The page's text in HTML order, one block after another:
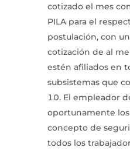
cotizado el mes
PILA para el
postulación, con
cotización de al
estén afiliados en
subsistemas que
El empleador
oportunamente
concepto de
todos los